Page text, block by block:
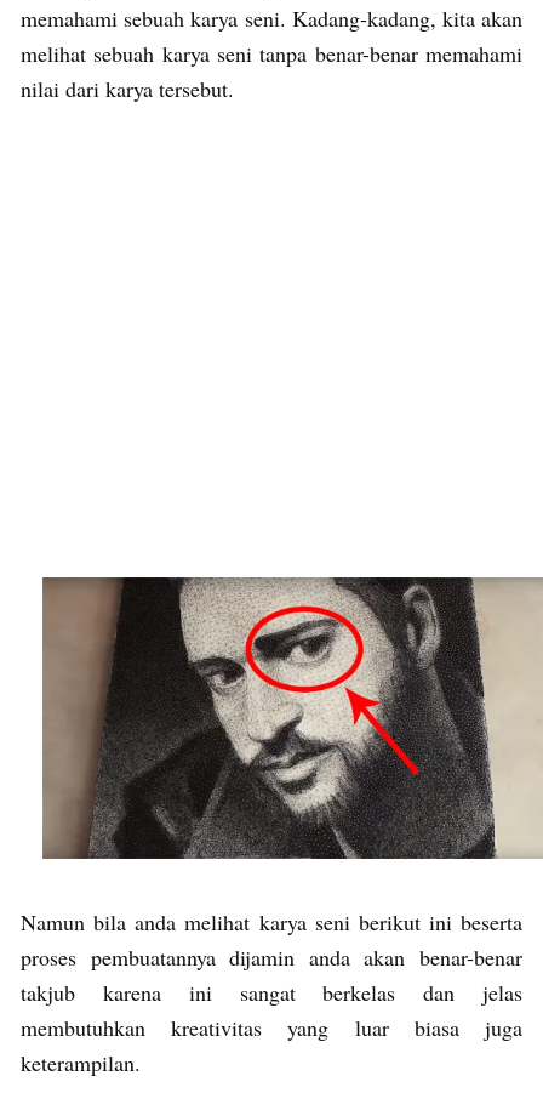
memahami sebuah karya seni. Kadang-kadang, kita akan
melihat sebuah karya seni tanpa benar-benar memahami
nilai dari karya tersebut.
Namun bila anda melihat karya seni berikut ini beserta
proses pembuatannya dijamin anda akan benar-benar
takjub karena ini sangat berkelas dan jelas
membutuhkan kreativitas yang luar biasa juga
keterampilan.